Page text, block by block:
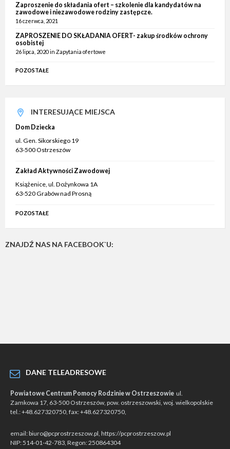
Zaproszenie do składania ofert – szkolenie dla kandydatów na
zawodowe i niezawodowe rodziny zastępcze.
16 czerwca, 2021
ZAPROSZENIE DO SKŁADANIA OFERT- zakup środków ochrony
osobistej
26 lipca, 2020in Zapytania ofertowe
POZOSTAŁE
INTERESUJĄCE MIEJSCA
Dom Dziecka
ul. Gen. Sikorskiego 19
63-500 Ostrzeszów
Zakład Aktywności Zawodowej
Książenice, ul. Dożynkowa 1A
63-520 Grabów nad Prosną
POZOSTAŁE
ZNAJDŹ NAS NA FACEBOOK`U:
DANE TELEADRESOWE
Powiatowe Centrum Pomocy Rodzinie w Ostrzeszowie ul.
Zamkowa 17, 63-500 Ostrzeszów, pow. ostrzeszowski, woj. wielkopolskie
tel.: +48.627320750, fax: +48.627320750,
email: biuro@pcprostrzeszow.pl, https://pcprostrzeszow.pl
NIP: 514-01-42-783, Regon: 250864304